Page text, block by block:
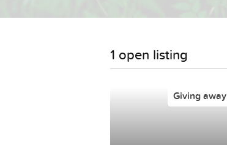
1 open listing
Giving away